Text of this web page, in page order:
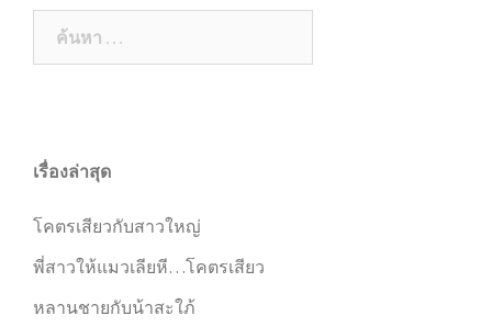
ค้นหา
เรื่องล่าสุด
โคตรเสียวกับสาวใหญ่
พี่สาวให้แมวเลียหี…โคตรเสียว
หลานชายกับน้าสะใภ้